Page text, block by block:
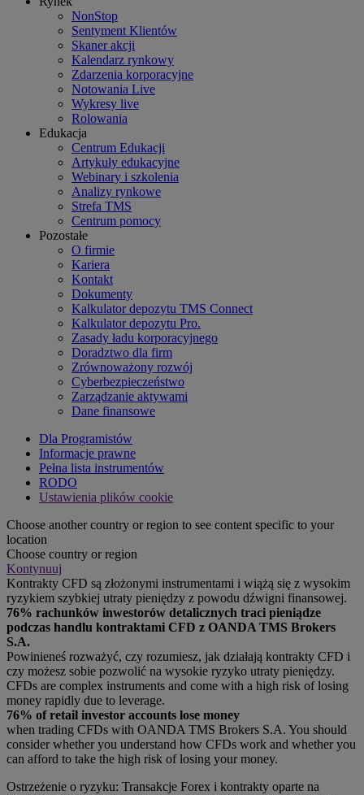
NonStop
Sentyment Klientów
Skaner akcji
Kalendarz rynkowy
Zdarzenia korporacyjne
Notowania Live
Wykresy live
Rolowania
Edukacja
Centrum Edukacji
Artykuły edukacyjne
Webinary i szkolenia
Analizy rynkowe
Strefa TMS
Centrum pomocy
Pozostałe
O firmie
Kariera
Kontakt
Dokumenty
Kalkulator depozytu TMS Connect
Kalkulator depozytu Pro.
Zasady ładu korporacyjnego
Doradztwo dla firm
Zrównoważony rozwój
Cyberbezpieczeństwo
Zarządzanie aktywami
Dane finansowe
Dla Programistów
Informacje prawne
Pełna lista instrumentów
RODO
Ustawienia plików cookie
Choose another country or region to see content specific to your
location
Choose country or region
Kontynuuj
Kontrakty CFD są złożonymi instrumentami i wiążą się z wysokim
ryzykiem szybkiej utraty pieniędzy z powodu dźwigni finansowej.
76% rachunków inwestorów detalicznych traci pieniądze
podczas handlu kontraktami CFD z OANDA TMS Brokers
S.A.
Powinieneś rozważyć, czy rozumiesz, jak działają kontrakty CFD i
czy możesz sobie pozwolić na wysokie ryzyko utraty pieniędzy.
CFDs are complex instruments and come with a high risk of losing
money rapidly due to leverage.
76% of retail investor accounts lose money
when trading CFDs with OANDA TMS Brokers S.A. You should
consider whether you understand how CFDs work and whether you
can afford to take the high risk of losing your money.
Ostrzeżenie o ryzyku: Transakcje Forex i kontrakty oparte na